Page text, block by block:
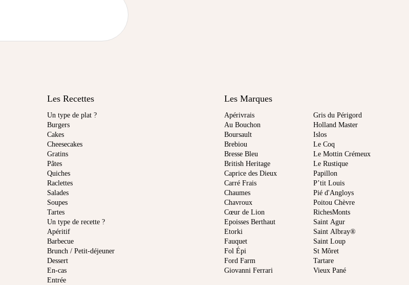
Les Recettes
Un type de plat ?
Burgers
Cakes
Cheesecakes
Gratins
Pâtes
Quiches
Raclettes
Salades
Soupes
Tartes
Un type de recette ?
Apéritif
Barbecue
Brunch / Petit-déjeuner
Dessert
En-cas
Entrée
Les Marques
Apérivrais
Au Bouchon
Boursault
Brebiou
Bresse Bleu
British Heritage
Caprice des Dieux
Carré Frais
Chaumes
Chavroux
Cœur de Lion
Epoisses Berthaut
Etorki
Fauquet
Fol Épi
Ford Farm
Giovanni Ferrari
Gris du Périgord
Holland Master
Islos
Le Coq
Le Mottin Crémeux
Le Rustique
Papillon
P’tit Louis
Pié d'Angloys
Poitou Chèvre
RichesMonts
Saint Agur
Saint Albray®
Saint Loup
St Môret
Tartare
Vieux Pané